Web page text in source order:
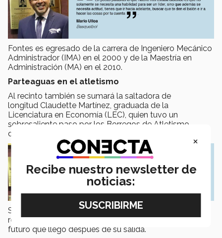
Fontes es egresado de la carrera de Ingeniero Mecánico
Administrador (IMA) en el 2000 y de la Maestría en
Administración (MA) en el 2010.
Parteaguas en el atletismo
Al recinto también se sumará la saltadora de
longitud Claudette Martínez, graduada de la
Licenciatura en Economía (LEC), quien tuvo un
sobresaliente paso por los Borregos de Atletismo,
donde pudo competir en eventos internacionales.
Su entrenador Francisco Olivares felicitó a la exatleta y
remarcó la importancia que tuvo en el equipo y en el
futuro que llegó después de su salida.
×
Recibe nuestro newsletter de
noticias: